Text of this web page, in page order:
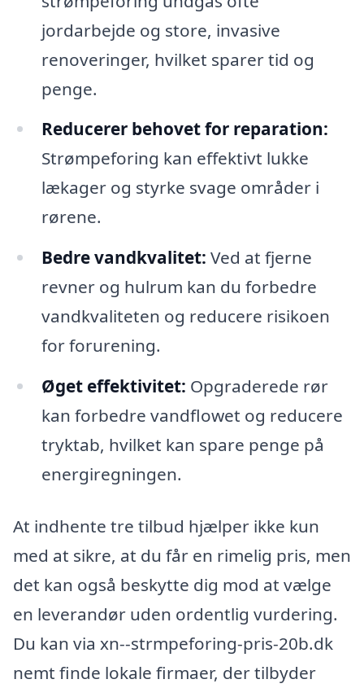
jordarbejde og store, invasive
renoveringer, hvilket sparer tid og
penge.
Reducerer behovet for reparation:
Strømpeforing kan effektivt lukke
lækager og styrke svage områder i
rørene.
Bedre vandkvalitet: Ved at fjerne
revner og hulrum kan du forbedre
vandkvaliteten og reducere risikoen
for forurening.
Øget effektivitet: Opgraderede rør
kan forbedre vandflowet og reducere
tryktab, hvilket kan spare penge på
energiregningen.
At indhente tre tilbud hjælper ikke kun
med at sikre, at du får en rimelig pris, men
det kan også beskytte dig mod at vælge
en leverandør uden ordentlig vurdering.
Du kan via xn--strmpeforing-pris-20b.dk
nemt finde lokale firmaer, der tilbyder